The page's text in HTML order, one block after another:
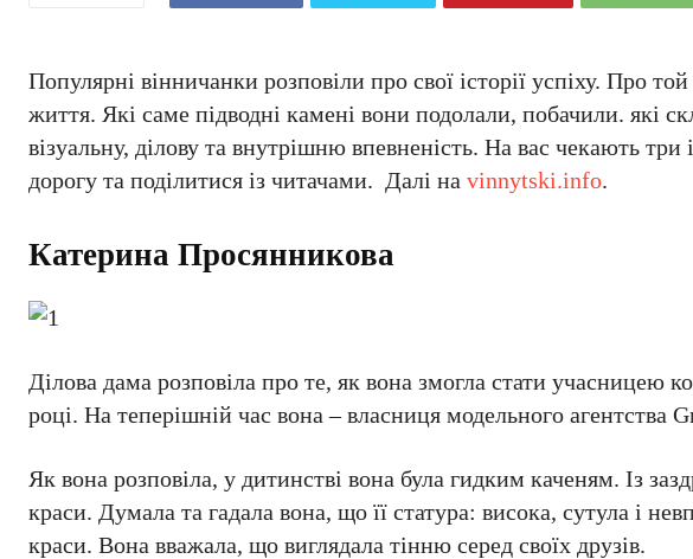
Популярні вінничанки розповіли про свої історії успіху. Про
життя. Які саме підводні камені вони подолали, побачили. які
візуальну, ділову та внутрішню впевненість. На вас чекають три
дорогу та поділитися із читачами. Далі на vinnytski.info.
Катерина Просянникова
Ділова дама розповіла про те, як вона змогла стати
році. На теперішній час вона – власниця модельного агентства
Як вона розповіла, у дитинстві вона була гидким каченям. Із
краси. Думала та гадала вона, що її статура: висока, сутула і
краси. Вона вважала, що виглядала тінню серед своїх друзів.